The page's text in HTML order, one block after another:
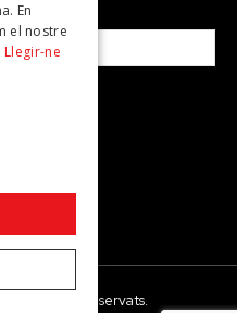
els drets reservats.
En
el nostre
Llegir-ne